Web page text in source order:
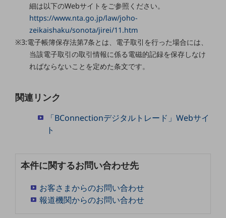
顧客体験（CX）改善
自動化・省電化
人材不足解消
業種・業態で探す
自治体
モビリティ
製造・建設業
細は以下のWebサイトをご参照ください。
https://www.nta.go.jp/law/joho-
zeikaishaku/sonota/jirei/11.htm
※3:電子帳簿保存法第7条とは、電子取引を行った場合には、
当該電子取引の取引情報に係る電磁的記録を保存しなけ
ればならないことを定めた条文です。
関連リンク
「BConnectionデジタルトレード」Webサイ
ト
本件に関するお問い合わせ先
お客さまからのお問い合わせ
報道機関からのお問い合わせ